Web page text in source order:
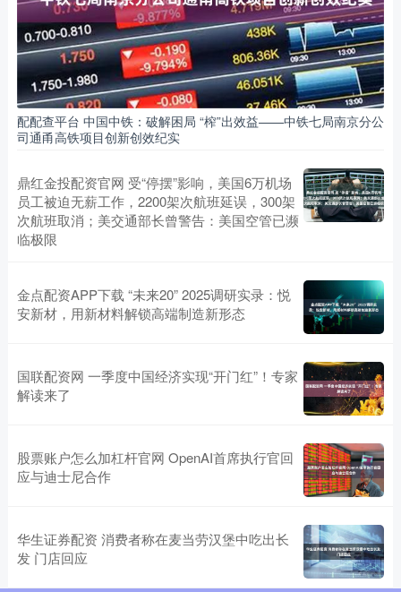
配配查平台 中国中铁：破解困局 “榨”出效益——中铁七局南京分公
司通甬高铁项目创新创效纪实
鼎红金投配资官网 受“停摆”影响，美国6万机场
员工被迫无薪工作，2200架次航班延误，300架
次航班取消；美交通部长曾警告：美国空管已濒
临极限
金点配资APP下载 “未来20” 2025调研实录：悦
安新材，用新材料解锁高端制造新形态
国联配资网 一季度中国经济实现“开门红”！专家
解读来了
股票账户怎么加杠杆官网 OpenAI首席执行官回
应与迪士尼合作
华生证券配资 消费者称在麦当劳汉堡中吃出长
发 门店回应